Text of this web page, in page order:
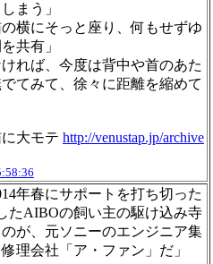
まう」
の横にそっと座り、何もせずゆ
共有」
ければ、今度は背中や首のあた
てみて、徐々に距離を縮めて
大モテ http://venustap.jp/archive
年春にサポートを打ち切った
たAIBOの飼い主の駆け込み寺
が、元ソニーのエンジニア集
理会社「ア・ファン」だ」